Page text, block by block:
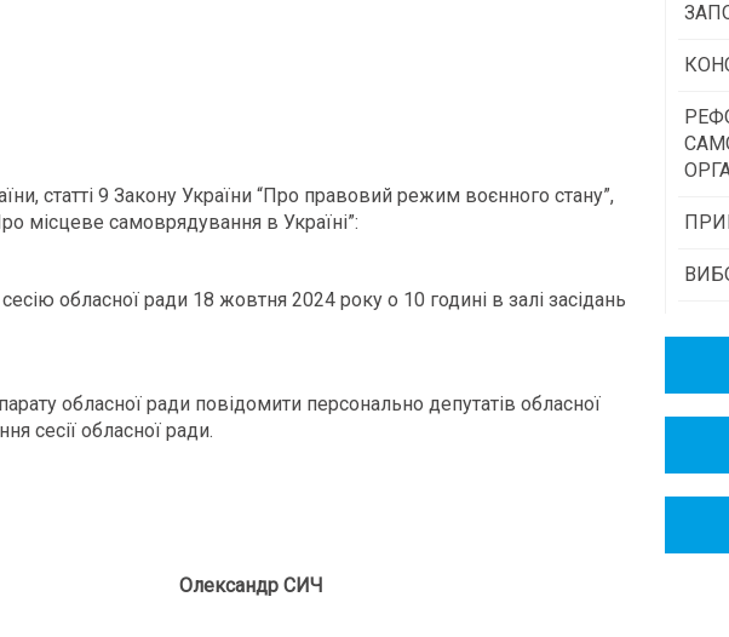
статті 9 Закону України “Про правовий режим воєнного стану”,
місцеве самоврядування в Україні”:
обласної ради 18 жовтня 2024 року о 10 годині в залі засідань
обласної ради повідомити персонально депутатів обласної
сесії обласної ради.
Олександр СИЧ